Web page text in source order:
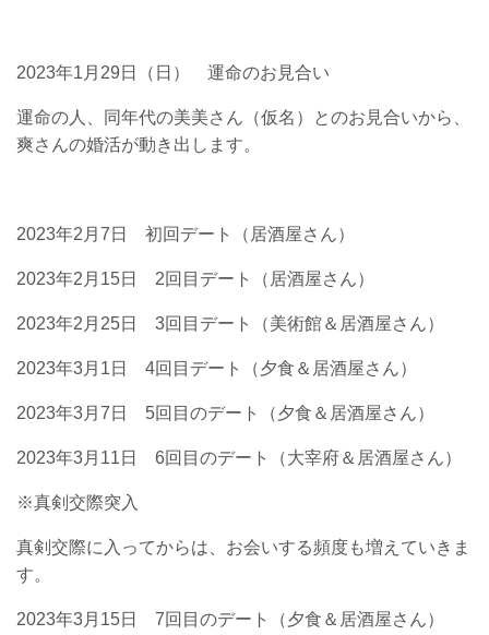
2023年1月29日（日） 運命のお見合い
運命の人、同年代の美美さん（仮名）とのお見合いから、
爽さんの婚活が動き出します。
2023年2月7日 初回デート（居酒屋さん）
2023年2月15日 2回目デート（居酒屋さん）
2023年2月25日 3回目デート（美術館＆居酒屋さん）
2023年3月1日 4回目デート（夕食＆居酒屋さん）
2023年3月7日 5回目のデート（夕食＆居酒屋さん）
2023年3月11日 6回目のデート（大宰府＆居酒屋さん）
※真剣交際突入
真剣交際に入ってからは、お会いする頻度も増えていきま
す。
2023年3月15日 7回目のデート（夕食＆居酒屋さん）